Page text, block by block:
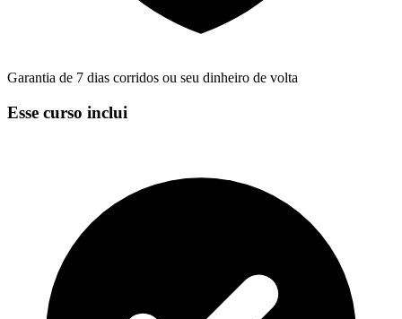
Garantia de 7 dias corridos ou seu dinheiro de volta
Esse curso inclui